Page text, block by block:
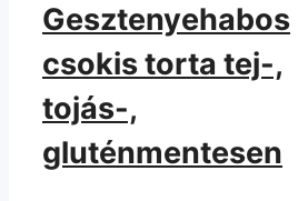
Gesztenyehabos
csokis torta tej-,
tojás-,
gluténmentesen